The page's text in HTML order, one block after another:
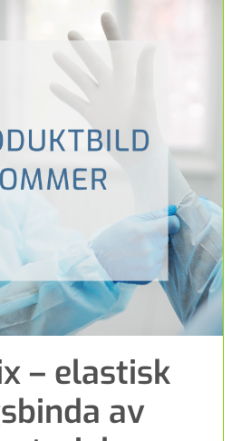
– elastisk
av